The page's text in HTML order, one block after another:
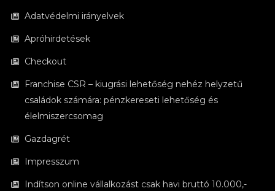
Adatvédelmi irányelvek
Apróhirdetések
Checkout
Franchise CSR – kiugrási lehetőség nehéz helyzetű
családok számára: pénzkereseti lehetőség és
élelmiszercsomag
Gazdagrét
Impresszum
Indítson online vállalkozást csak havi bruttó 10.000,-